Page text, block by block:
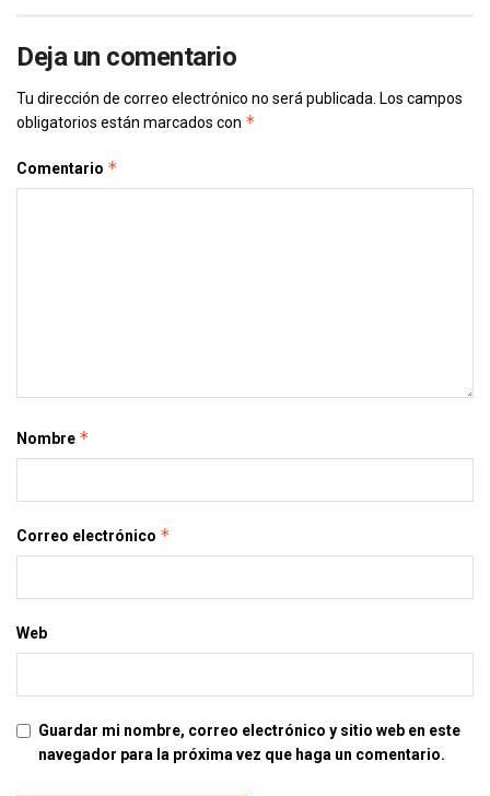
Deja un comentario
Tu dirección de correo electrónico no será publicada. Los campos
obligatorios están marcados con *
Comentario *
Nombre *
Correo electrónico *
Web
Guardar mi nombre, correo electrónico y sitio web en este
navegador para la próxima vez que haga un comentario.